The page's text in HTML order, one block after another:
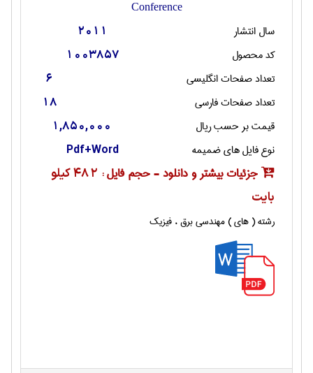
Conference
سال انتشار 2011
کد محصول 1003857
تعداد صفحات انگليسی 6
تعداد صفحات فارسی 18
قیمت بر حسب ریال 1,850,000
نوع فایل های ضمیمه Pdf+Word
جزئیات بیشتر و دانلود - حجم فایل :
482 کیلو
بایت
رشته ( های ) مهندسی برق ، فیزیک